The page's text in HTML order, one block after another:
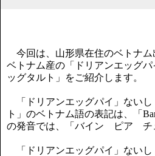
今回は、山形県在住のベトナム
ベトナム産の「ドリアンエッグ
ッグタルト」をご紹介します。
「ドリアンエッグパイ」ないし
ト」のベトナム語の表記は、「
の発音では、「バイン ピア チ
「ドリアンエッグパイ」ないし